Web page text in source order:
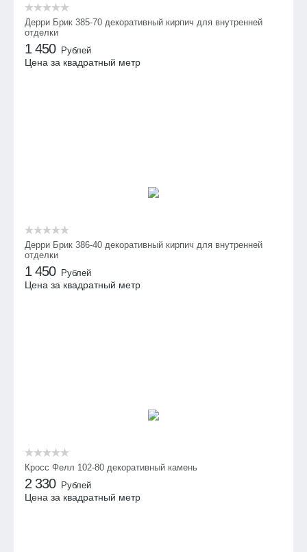
Дерри Брик 385-70 декоративный кирпич для внутренней
отделки
1 450 Рублей
Цена за квадратный метр
Дерри Брик 386-40 декоративный кирпич для внутренней
отделки
1 450 Рублей
Цена за квадратный метр
Кросс Фелл 102-80 декоративный камень
2 330 Рублей
Цена за квадратный метр